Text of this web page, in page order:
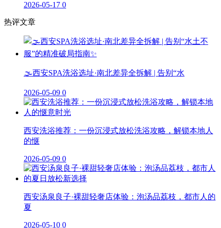
2026-05-17 0
热评文章
🌫️西安SPA洗浴选址·南北差异全拆解 | 告别“水
2026-05-09 0
西安洗浴推荐：一份沉浸式放松洗浴攻略，解锁本地人
的惬
2026-05-09 0
西安汤泉良子·裸甜轻奢店体验：泡汤品荔枝，都市人的
夏
2026-05-10 0